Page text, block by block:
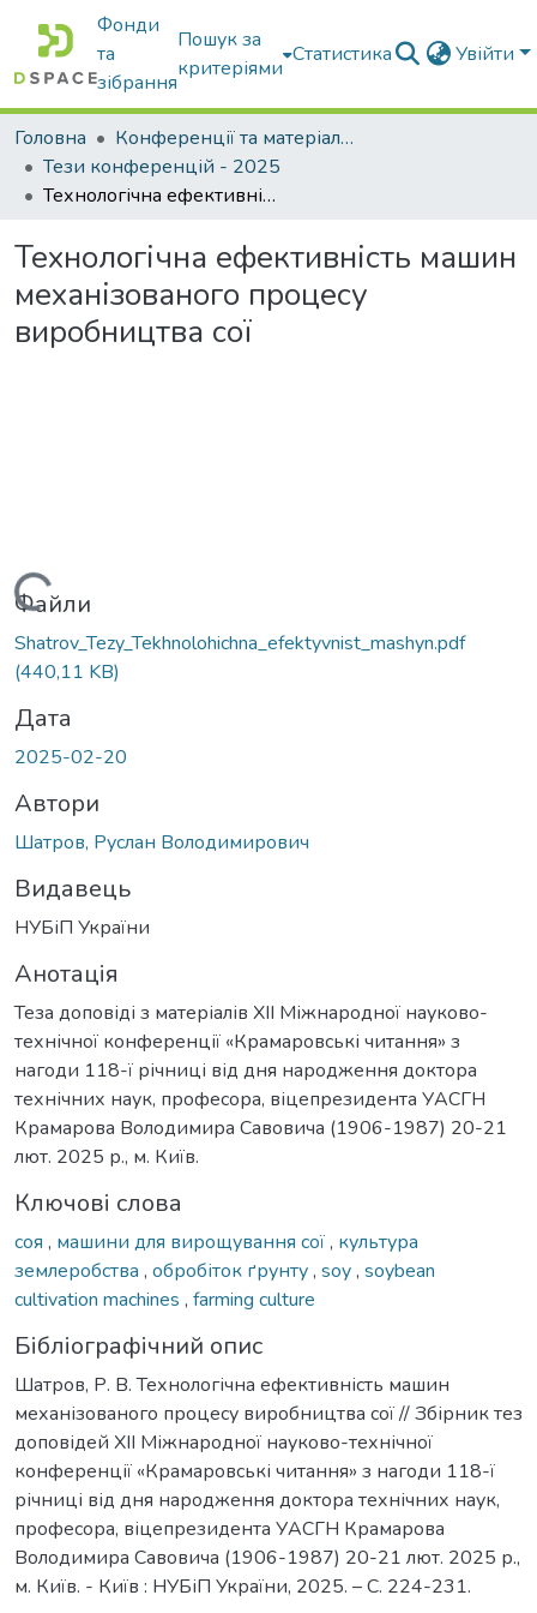
Фонди
та
зібрання
Пошук за
критеріями
Статистика Увійти
Головна
Конференції та матеріали конференцій
Тези конференцій - 2025
Технологічна ефективність машин механізованого процесу виробництва сої
Технологічна ефективність машин
механізованого процесу
виробництва сої
Вантажиться...
Файли
Shatrov_Tezy_Tekhnolohichna_efektyvnist_mashyn.pdf
(440,11 KB)
Дата
2025-02-20
Автори
Шатров, Руслан Володимирович
Видавець
НУБіП України
Анотація
Теза доповіді з матеріалів ХІІ Міжнародної науково-
технічної конференції «Крамаровські читання» з
нагоди 118-ї річниці від дня народження доктора
технічних наук, професора, віцепрезидента УАСГН
Крамарова Володимира Савовича (1906-1987) 20-21
лют. 2025 р., м. Київ.
Ключові слова
соя , машини для вирощування сої, культура
землеробства , обробіток ґрунту, soy, soybean
cultivation machines , farming culture
Бібліографічний опис
Шатров, Р. В. Технологічна ефективність машин
механізованого процесу виробництва сої // Збірник тез
доповідей ХІІ Міжнародної науково-технічної
конференції «Крамаровські читання» з нагоди 118-ї
річниці від дня народження доктора технічних наук,
професора, віцепрезидента УАСГН Крамарова
Володимира Савовича (1906-1987) 20-21 лют. 2025 р.,
м. Київ. - Київ : НУБіП України, 2025. – С. 224-231.